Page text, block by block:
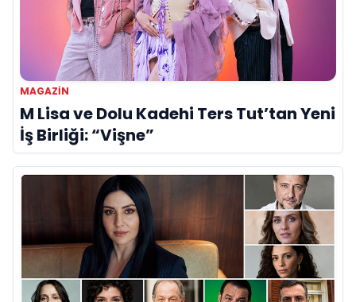
MAGAZIN
M Lisa ve Dolu Kadehi Ters Tut’tan Yeni
İş Birliği: “Vişne”